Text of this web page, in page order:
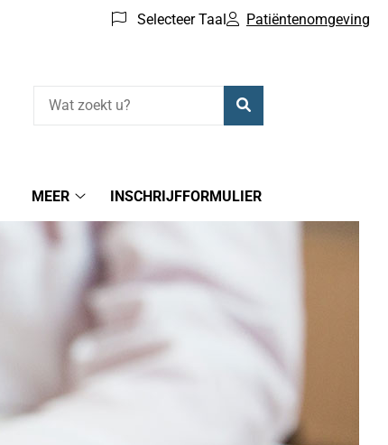
Selecteer Taal Patiëntenomgeving
MEER
submenu
INSCHRIJFFORMULIER